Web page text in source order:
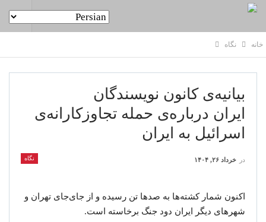
خانه نگاه
بیانیه‌ی کانون نویسندگان
ایران درباره‌ی حمله تجاوزکارانه‌ی
اسرائیل به ایران
نگاه در خرداد ۲۶, ۱۴۰۴
اکنون شمار کشته‌ها به صدها تن رسیده و از جای‌جای تهران و
شهرهای دیگر ایران دود جنگ برخاسته است.